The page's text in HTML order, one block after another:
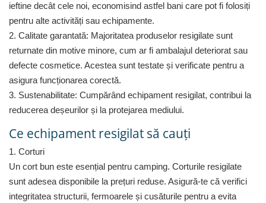
Textile si covoare
Uscatoare rufe
Utilaje si materiale de constructii
Laptop, Tablete & Telefoane
Accesorii tablete
Laptopuri si Accesorii
Telefoane Mobile & accesorii
Electrocasnice & Climatizare
Accesorii si piese masini spalat
rufe si uscatoare
Accesorii si piese masini spalat
vase
ieftine decât cele noi, economisind astfel bani care pot fi folosiți
pentru alte activități sau echipamente.
2. Calitate garantată: Majoritatea produselor resigilate sunt
returnate din motive minore, cum ar fi ambalajul deteriorat sau
defecte cosmetice. Acestea sunt testate și verificate pentru a
asigura funcționarea corectă.
3. Sustenabilitate: Cumpărând echipament resigilat, contribui la
reducerea deșeurilor și la protejarea mediului.
Ce echipament resigilat să cauți
1. Corturi
Un cort bun este esențial pentru camping. Corturile resigilate
sunt adesea disponibile la prețuri reduse. Asigură-te că verifici
integritatea structurii, fermoarele și cusăturile pentru a evita